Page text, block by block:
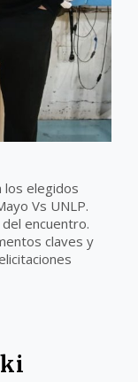
los elegidos
Vs UNLP.
encuentro.
claves y